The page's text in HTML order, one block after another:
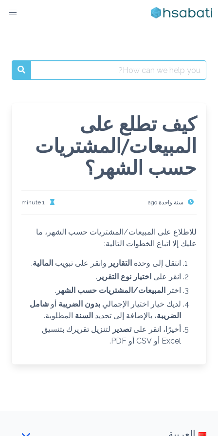
to
Search
for:
كيف تطلع على
المبيعات/المشتريات
حسب الشهر؟
سنة واحدة ago 1 minute
للاطلاع على المبيعات/المشتريات حسب الشهر، ما
عليك إلا اتباع الخطوات التالية:
انتقل إلى وحدة التقارير وانقر على تبويب المالية.
انقر على اختيار نوع التقرير .
اختر المبيعات/المشتريات حسب الشهر .
لديك خيار اختيار الإجمالي بدون الضريبة أو شامل
الضريبة، بالإضافة إلى تحديد السنة المطلوبة.
أخيرًا، انقر علىتصدير لتنزيل تقريرك بتنسيق
Excel أو CSV أو PDF.